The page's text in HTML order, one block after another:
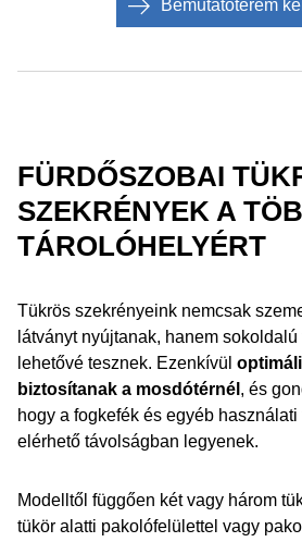
Bemutatóterem
FÜRDŐSZOBAI
SZEKRÉNYEK A
TÁROLÓHELYÉRT
Tükrös szekrényeink nemcsak
látványt nyújtanak, hanem
lehetővé tesznek. Ezenkívül
biztosítanak a mosdótérnél , és
hogy a fogkefék és egyéb
elérhető távolságban legyenek.
Modelltől függően két vagy három
tükör alatti pakolófelülettel vagy